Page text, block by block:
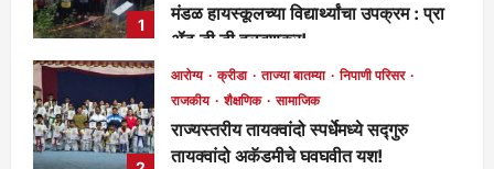
1
मंडळ हायस्कूलच्या विद्यार्थ्यांचा उपक्रम : प्रा
ॲड.डी डी हळवणकर!
मुख्य संपादक 3 hours ago
आरोग्य क्रीडा ताज्या बातम्या
निपाणी परिसर
राजकीय
शैक्षणिक सामाजिक
राज्यस्तरीय तायक्वांदो स्पर्धेमध्ये सद्गुरु
तायक्वांदो अकॅडमीचे घवघवीत यश!